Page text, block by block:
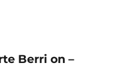
Berri on –